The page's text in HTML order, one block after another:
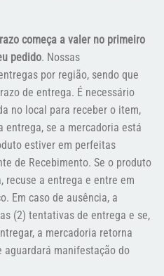
começa a valer no primeiro
pedido. Nossas
por região, sendo que
de entrega. É necessário
no local para receber o item,
entrega, se a mercadoria está
estiver em perfeitas
de Recebimento. Se o produto
recuse a entrega e entre em
Em caso de ausência, a
(2) tentativas de entrega e se,
a mercadoria retorna
aguardará manifestação do